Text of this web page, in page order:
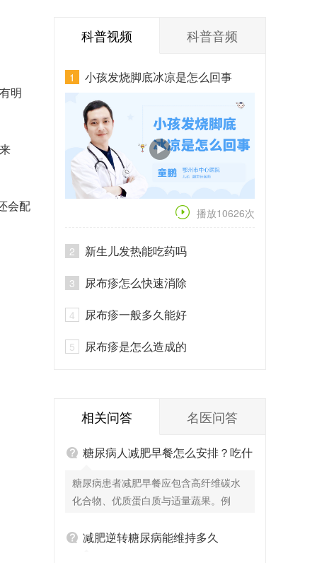
明
会配
科普视频 科普音频
1 小孩发烧脚底冰凉是怎么回事
播放10626次
2 新生儿发热能吃药吗
3 尿布疹怎么快速消除
4 尿布疹一般多久能好
5 尿布疹是怎么造成的
相关问答 名医问答
糖尿病人减肥早餐怎么安排？吃什
么好？
糖尿病患者减肥早餐应包含高纤维碳水
化合物、优质蛋白质与适量蔬果。例
白），搭配燕麦粥（高纤维碳水化合
减肥逆转糖尿病能维持多久